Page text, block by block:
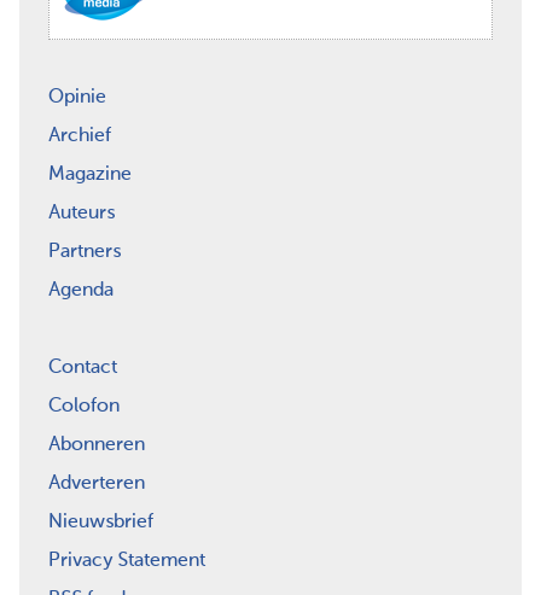
Opinie
Archief
Magazine
Auteurs
Partners
Agenda
Contact
Colofon
Abonneren
Adverteren
Nieuwsbrief
Privacy Statement